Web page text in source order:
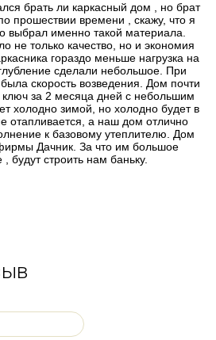
брать ли каркасный дом , но брат
прошествии времени , скажу, что я
выбрал именно такой материала.
не только качество, но и экономия
гораздо меньше нагрузка на
сделали небольшое. При
скорость возведения. Дом почти
ключ за 2 месяца дней с небольшим
холодно зимой, но холодно будет в
отапливается, а наш дом отлично
к базовому утеплителю. Дом
Дачник. За что им большое
будут строить нам баньку.